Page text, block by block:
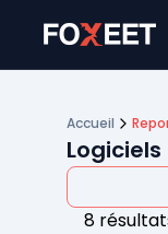
Accueil
8